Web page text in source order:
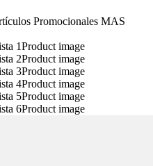
Product image
Product image
Product image
Product image
Product image
Product image